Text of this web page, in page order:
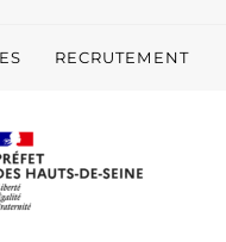
RECRUTEMENT